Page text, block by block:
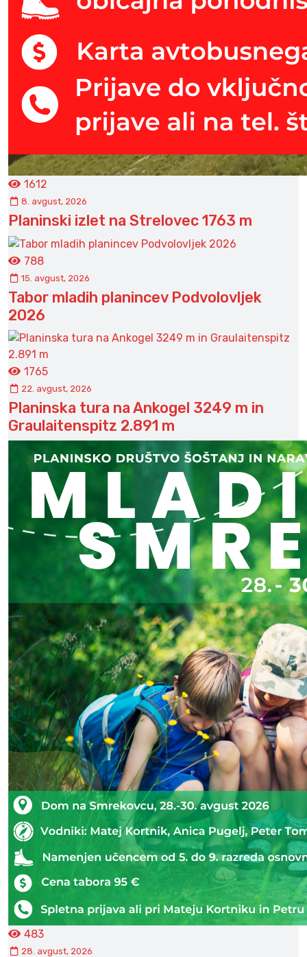
1612
8. avgust, 2026
Planinski izlet na Strelovec 1763 m
788
15. avgust, 2026
Tabor mladih planincev Podvolovljek
2026
1765
22. avgust, 2026
Planinska tura na Ankogel 3249 m in
Graulaitenspitz 2.891 m
483
28. avgust, 2026